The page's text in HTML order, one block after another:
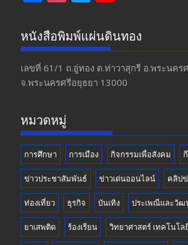
e
b
o
o
a
gr
a
m
itt
er
u
T
u
b
หนังสือพิมพ์แผ่นดินทอง
เลขที่ 61/1 ถ.อู่ทอง​ ต.​ท่าวาสุกรี​ อ.พระนคร
จ.พระนครศรีอยุธยา 13000
หมวดหมู่
การศึกษา การเมือง กิจกรรมเพื่อสังคม
ข่าวประชาสัมพันธ์ ข่าวเด่นออนไลน์ คลิป
ท่องเที่ยว ธุรกิจ บันเทิง ประเพณีและวัฒ
ยาเสพติด ร้องเรียน วิทยาศาสตร์ เทคโนโ